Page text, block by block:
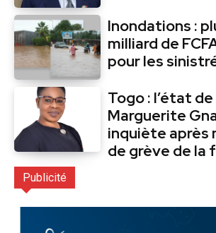
Inondations :
milliard de
pour les
Togo : l’état
Marguerite
inquiète après
de grève de la
Publicité